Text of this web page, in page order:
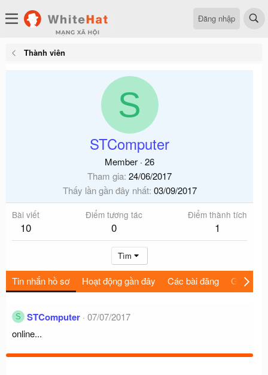
Đăng nhập
Thành viên
S
STComputer
Member · 26
Tham gia 24/06/2017
Thấy lần gần đây nhất 03/09/2017
Bài viết
10
Điểm tương tác
0
Điểm thành tích
1
Tìm
Tin nhắn hồ sơ Hoạt động gần đây Các bài đăng Giới thiệu
S STComputer 07/07/2017
online...